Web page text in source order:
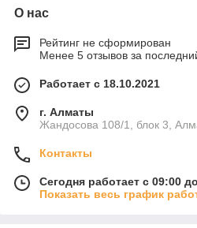
О нас
Рейтинг не сформирован
Менее 5 отзывов за
Работает с 18.10.2021
г. Алматы
Жандосова 108/1, блок 3,
Контакты
Сегодня работает с 09:00
Показать весь график